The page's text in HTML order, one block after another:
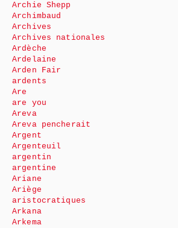
Archie Shepp
Archimbaud
Archives
Archives nationales
Ardèche
Ardelaine
Arden Fair
ardents
Are
are you
Areva
Areva pencherait
Argent
Argenteuil
argentin
argentine
Ariane
Ariège
aristocratiques
Arkana
Arkema